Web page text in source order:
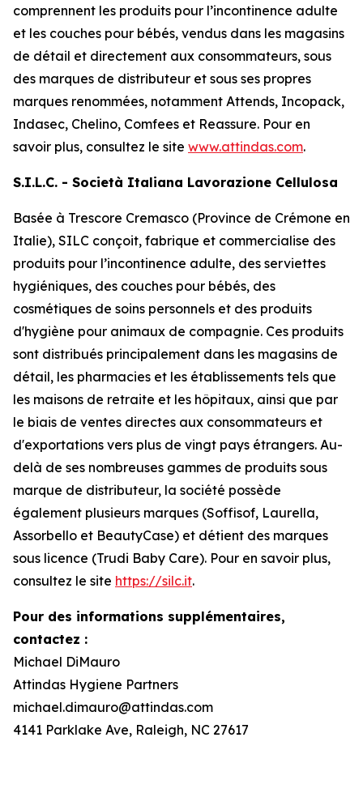
comprennent les produits pour l’incontinence adulte
et les couches pour bébés, vendus dans les magasins
de détail et directement aux consommateurs, sous
des marques de distributeur et sous ses propres
marques renommées, notamment Attends, Incopack,
Indasec, Chelino, Comfees et Reassure. Pour en
savoir plus, consultez le site www.attindas.com.
S.I.L.C. - Società Italiana Lavorazione Cellulosa
Basée à Trescore Cremasco (Province de Crémone en
Italie), SILC conçoit, fabrique et commercialise des
produits pour l’incontinence adulte, des serviettes
hygiéniques, des couches pour bébés, des
cosmétiques de soins personnels et des produits
d'hygiène pour animaux de compagnie. Ces produits
sont distribués principalement dans les magasins de
détail, les pharmacies et les établissements tels que
les maisons de retraite et les hôpitaux, ainsi que par
le biais de ventes directes aux consommateurs et
d'exportations vers plus de vingt pays étrangers. Au-
delà de ses nombreuses gammes de produits sous
marque de distributeur, la société possède
également plusieurs marques (Soffisof, Laurella,
Assorbello et BeautyCase) et détient des marques
sous licence (Trudi Baby Care). Pour en savoir plus,
consultez le site https://silc.it.
Pour des informations supplémentaires,
contactez :
Michael DiMauro
Attindas Hygiene Partners
michael.dimauro@attindas.com
4141 Parklake Ave, Raleigh, NC 27617